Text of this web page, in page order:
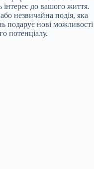
інтерес до вашого життя.
незвичайна подія, яка
подарує нові можливості
потенціалу.